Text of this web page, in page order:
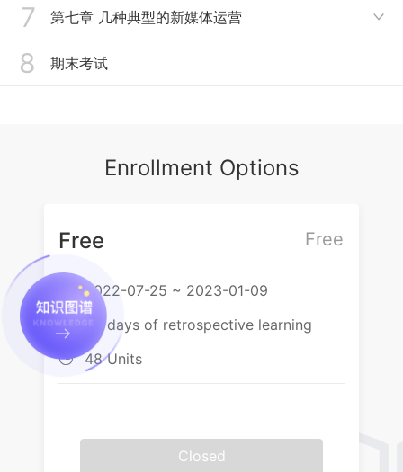
5.4新媒体文案写作技巧
6.1活动运营的概念、特点及环节
7 第七章 几种典型的新媒体运营 
7.1微博运营
7.4社群运营
8 期末考试
Enrollment Options
Free
Free
2022-07-25 ~ 2023-01-09
 60 days of retrospective learning
 48 Units
Closed